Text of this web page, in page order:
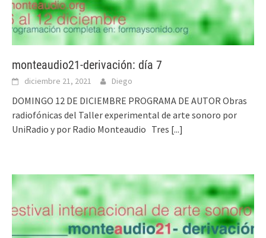
monteaudio21-derivación: día 7
diciembre 21, 2021 Diego
DOMINGO 12 DE DICIEMBRE PROGRAMA DE AUTOR Obras
radiofónicas del Taller experimental de arte sonoro por
UniRadio y por Radio Monteaudio Tres [...]